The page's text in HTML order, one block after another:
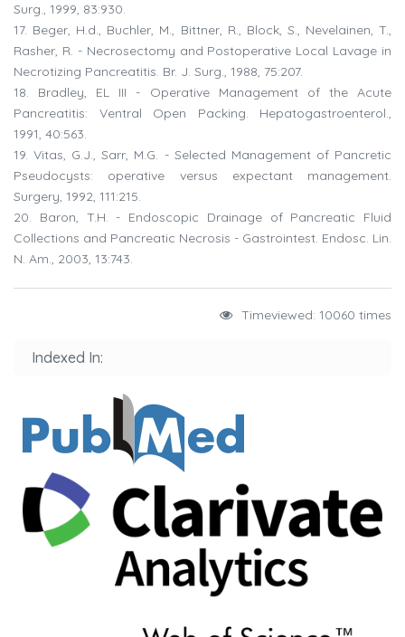
Surg., 1999, 83:930.
17. Beger, H.d., Buchler, M., Bittner, R., Block, S., Nevelainen, T.,
Rasher, R. - Necrosectomy and Postoperative Local Lavage in
Necrotizing Pancreatitis. Br. J. Surg., 1988, 75:207.
18. Bradley, EL III - Operative Management of the Acute
Pancreatitis: Ventral Open Packing. Hepatogastroenterol.,
1991, 40:563.
19. Vitas, G.J., Sarr, M.G. - Selected Management of Pancretic
Pseudocysts: operative versus expectant management.
Surgery, 1992, 111:215.
20. Baron, T.H. - Endoscopic Drainage of Pancreatic Fluid
Collections and Pancreatic Necrosis - Gastrointest. Endosc. Lin.
N. Am., 2003, 13:743.
Timeviewed: 10060 times
Indexed In: